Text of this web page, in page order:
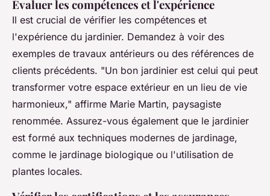
Évaluer les compétences et l'expérience
Il est crucial de vérifier les compétences et
l'expérience du jardinier. Demandez à voir des
exemples de travaux antérieurs ou des références de
clients précédents. "Un bon jardinier est celui qui peut
transformer votre espace extérieur en un lieu de vie
harmonieux," affirme Marie Martin, paysagiste
renommée. Assurez-vous également que le jardinier
est formé aux techniques modernes de jardinage,
comme le jardinage biologique ou l'utilisation de
plantes locales.